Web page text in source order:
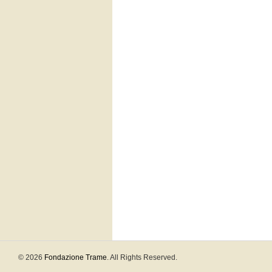
© 2026 Fondazione Trame. All Rights Reserved.